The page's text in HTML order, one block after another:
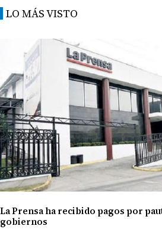
LO MÁS VISTO
La Prensa ha recibido pagos por
gobiernos